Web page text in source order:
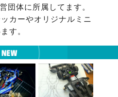
団体に所属してます。
カーやオリジナルミニ